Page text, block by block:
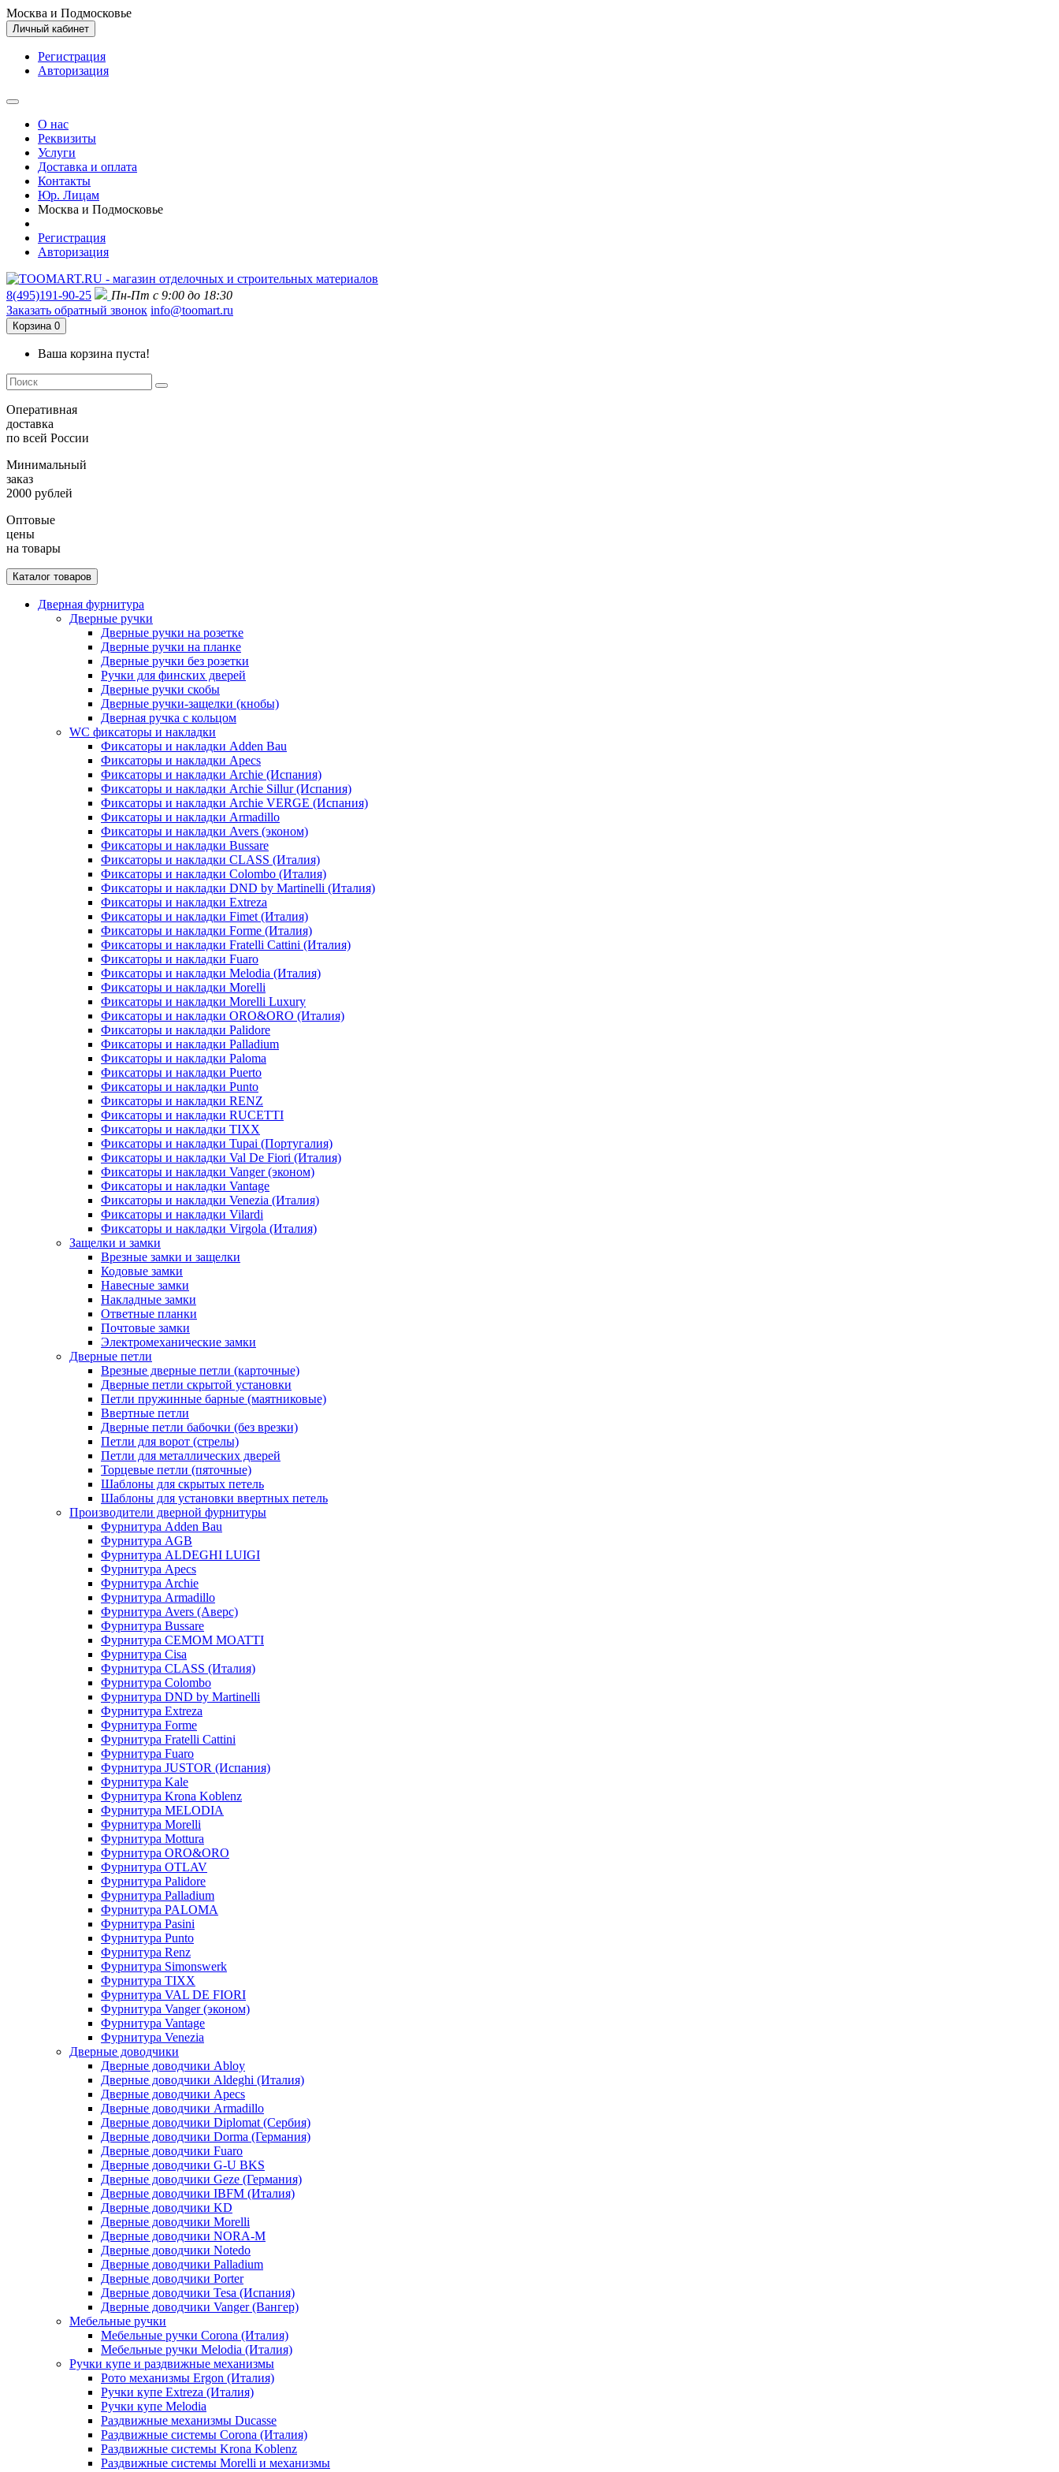
Москва и Подмосковье
Личный кабинет
Регистрация
Авторизация
О нас
Реквизиты
Услуги
Доставка и оплата
Контакты
Юр. Лицам
Москва и Подмосковье
Регистрация
Авторизация
8(495)191-90-25
Пн-Пт с 9:00 до 18:30
Заказать обратный звонок info@toomart.ru
Корзина 0
Ваша корзина пуста!
Оперативная
доставка
по всей России
Минимальный
заказ
2000 рублей
Оптовые
цены
на товары
Каталог товаров
Дверная фурнитура
Дверные ручки
Дверные ручки на розетке
Дверные ручки на планке
Дверные ручки без розетки
Ручки для финских дверей
Дверные ручки скобы
Дверные ручки-защелки (кнобы)
Дверная ручка с кольцом
WC фиксаторы и накладки
Фиксаторы и накладки Adden Bau
Фиксаторы и накладки Apecs
Фиксаторы и накладки Archie (Испания)
Фиксаторы и накладки Archie Sillur (Испания)
Фиксаторы и накладки Archie VERGE (Испания)
Фиксаторы и накладки Armadillo
Фиксаторы и накладки Avers (эконом)
Фиксаторы и накладки Bussare
Фиксаторы и накладки CLASS (Италия)
Фиксаторы и накладки Colombo (Италия)
Фиксаторы и накладки DND by Martinelli (Италия)
Фиксаторы и накладки Extreza
Фиксаторы и накладки Fimet (Италия)
Фиксаторы и накладки Forme (Италия)
Фиксаторы и накладки Fratelli Cattini (Италия)
Фиксаторы и накладки Fuaro
Фиксаторы и накладки Melodia (Италия)
Фиксаторы и накладки Morelli
Фиксаторы и накладки Morelli Luxury
Фиксаторы и накладки ORO&ORO (Италия)
Фиксаторы и накладки Palidore
Фиксаторы и накладки Palladium
Фиксаторы и накладки Paloma
Фиксаторы и накладки Puerto
Фиксаторы и накладки Punto
Фиксаторы и накладки RENZ
Фиксаторы и накладки RUCETTI
Фиксаторы и накладки TIXX
Фиксаторы и накладки Tupai (Португалия)
Фиксаторы и накладки Val De Fiori (Италия)
Фиксаторы и накладки Vanger (эконом)
Фиксаторы и накладки Vantage
Фиксаторы и накладки Venezia (Италия)
Фиксаторы и накладки Vilardi
Фиксаторы и накладки Virgola (Италия)
Защелки и замки
Врезные замки и защелки
Кодовые замки
Навесные замки
Накладные замки
Ответные планки
Почтовые замки
Электромеханические замки
Дверные петли
Врезные дверные петли (карточные)
Дверные петли скрытой установки
Петли пружинные барные (маятниковые)
Ввертные петли
Дверные петли бабочки (без врезки)
Петли для ворот (стрелы)
Петли для металлических дверей
Торцевые петли (пяточные)
Шаблоны для скрытых петель
Шаблоны для установки ввертных петель
Производители дверной фурнитуры
Фурнитура Adden Bau
Фурнитура AGB
Фурнитура ALDEGHI LUIGI
Фурнитура Apecs
Фурнитура Archie
Фурнитура Armadillo
Фурнитура Avers (Аверс)
Фурнитура Bussare
Фурнитура CEMOM MOATTI
Фурнитура Cisa
Фурнитура CLASS (Италия)
Фурнитура Colombo
Фурнитура DND by Martinelli
Фурнитура Extreza
Фурнитура Forme
Фурнитура Fratelli Cattini
Фурнитура Fuaro
Фурнитура JUSTOR (Испания)
Фурнитура Kale
Фурнитура Krona Koblenz
Фурнитура MELODIA
Фурнитура Morelli
Фурнитура Mottura
Фурнитура ORO&ORO
Фурнитура OTLAV
Фурнитура Palidore
Фурнитура Palladium
Фурнитура PALOMA
Фурнитура Pasini
Фурнитура Punto
Фурнитура Renz
Фурнитура Simonswerk
Фурнитура TIXX
Фурнитура VAL DE FIORI
Фурнитура Vanger (эконом)
Фурнитура Vantage
Фурнитура Venezia
Дверные доводчики
Дверные доводчики Abloy
Дверные доводчики Aldeghi (Италия)
Дверные доводчики Apecs
Дверные доводчики Armadillo
Дверные доводчики Diplomat (Сербия)
Дверные доводчики Dorma (Германия)
Дверные доводчики Fuaro
Дверные доводчики G-U BKS
Дверные доводчики Geze (Германия)
Дверные доводчики IBFM (Италия)
Дверные доводчики KD
Дверные доводчики Morelli
Дверные доводчики NORA-M
Дверные доводчики Notedo
Дверные доводчики Palladium
Дверные доводчики Porter
Дверные доводчики Tesa (Испания)
Дверные доводчики Vanger (Вангер)
Мебельные ручки
Мебельные ручки Corona (Италия)
Мебельные ручки Melodia (Италия)
Ручки купе и раздвижные механизмы
Рото механизмы Ergon (Италия)
Ручки купе Extreza (Италия)
Ручки купе Melodia
Раздвижные механизмы Ducasse
Раздвижные системы Corona (Италия)
Раздвижные системы Krona Koblenz
Раздвижные системы Morelli и механизмы